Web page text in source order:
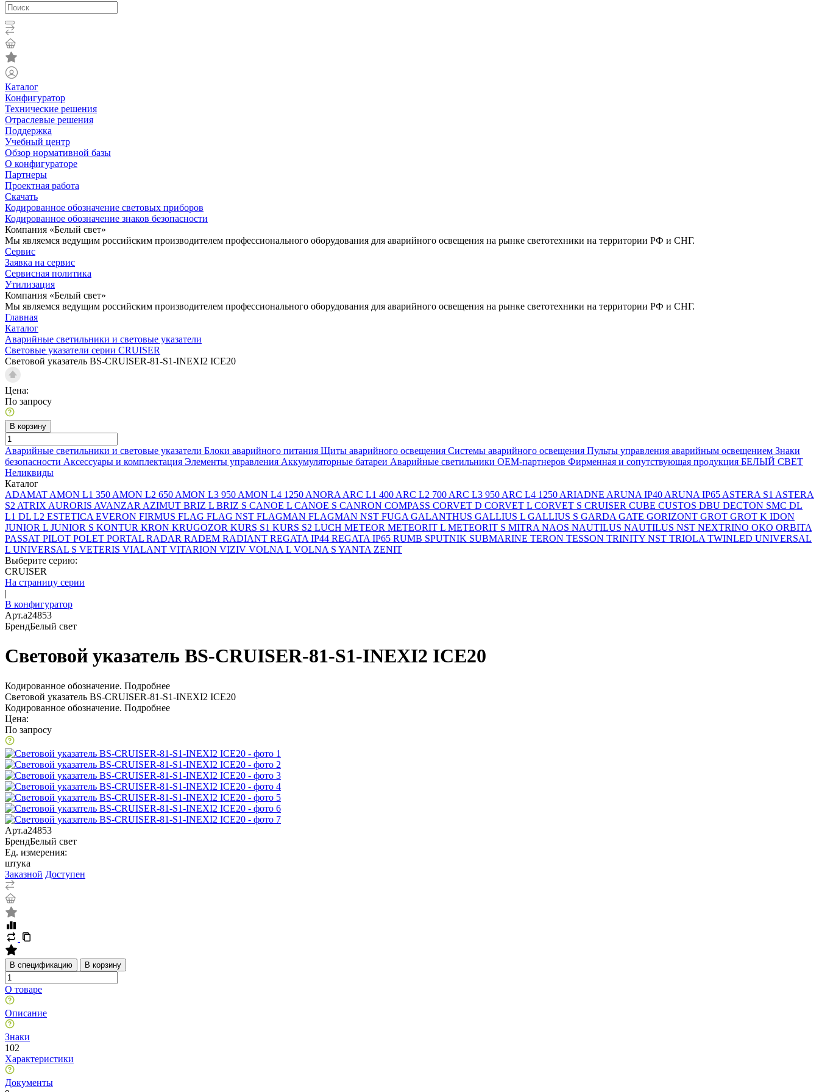
Каталог
Конфигуратор
Технические решения
Отраслевые решения
Поддержка
Учебный центр
Обзор нормативной базы
О конфигураторе
Партнеры
Проектная работа
Скачать
Кодированное обозначение световых приборов
Кодированное обозначение знаков безопасности
Компания «Белый свет»
Мы являемся ведущим российским производителем профессионального оборудования для аварийного освещения на рынке светотехники на территории РФ и СНГ.
Сервис
Заявка на сервис
Сервисная политика
Утилизация
Компания «Белый свет»
Мы являемся ведущим российским производителем профессионального оборудования для аварийного освещения на рынке светотехники на территории РФ и СНГ.
Главная
Каталог
Аварийные светильники и световые указатели
Световые указатели серии CRUISER
Световой указатель BS-CRUISER-81-S1-INEXI2 ICE20
Цена:
По запросу
В корзину
Аварийные светильники и световые указатели Блоки аварийного питания Щиты аварийного освещения Системы аварийного освещения Пульты управления аварийным освещением Знаки
безопасности Аксессуары и комплектация Элементы управления Аккумуляторные батареи Аварийные светильники ОЕМ-партнеров Фирменная и сопутствующая продукция БЕЛЫЙ СВЕТ
Неликвиды
Каталог
ADAMAT AMON L1 350 AMON L2 650 AMON L3 950 AMON L4 1250 ANORA ARC L1 400 ARC L2 700 ARC L3 950 ARC L4 1250 ARIADNE ARUNA IP40 ARUNA IP65 ASTERA S1 ASTERA
S2 ATRIX AURORIS AVANZAR AZIMUT BRIZ L BRIZ S CANOE L CANOE S CANRON COMPASS CORVET D CORVET L CORVET S CRUISER CUBE CUSTOS DBU DECTON SMC DL
L1 DL L2 ESTETICA EVERON FIRMUS FLAG FLAG NST FLAGMAN FLAGMAN NST FUGA GALANTHUS GALLIUS L GALLIUS S GARDA GATE GORIZONT GROT GROT K IDON
JUNIOR L JUNIOR S KONTUR KRON KRUGOZOR KURS S1 KURS S2 LUCH METEOR METEORIT L METEORIT S MITRA NAOS NAUTILUS NAUTILUS NST NEXTRINO OKO ORBITA
PASSAT PILOT POLET PORTAL RADAR RADEM RADIANT REGATA IP44 REGATA IP65 RUMB SPUTNIK SUBMARINE TERON TESSON TRINITY NST TRIOLA TWINLED UNIVERSAL
L UNIVERSAL S VETERIS VIALANT VITARION VIZIV VOLNA L VOLNA S YANTA ZENIT
Выберите серию:
CRUISER
На страницу серии
|
В конфигуратор
Арт.a24853
БрендБелый свет
Световой указатель BS-CRUISER-81-S1-INEXI2 ICE20
Кодированное обозначение. Подробнее
Световой указатель BS-CRUISER-81-S1-INEXI2 ICE20
Кодированное обозначение. Подробнее
Цена:
По запросу
Арт.a24853
БрендБелый свет
Ед. измерения:
штука
Заказной Доступен
В спецификацию В корзину
О товаре
Описание
Знаки
102
Характеристики
Документы